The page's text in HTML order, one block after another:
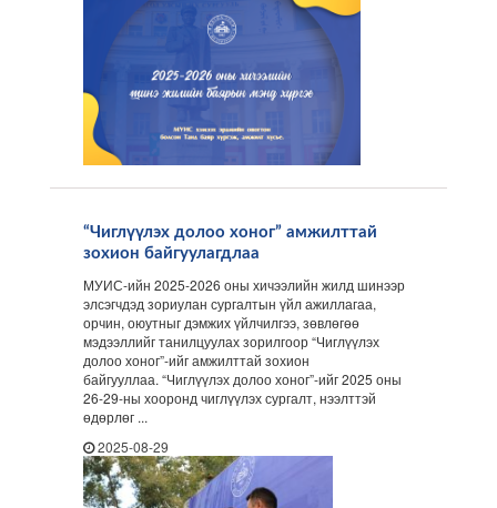
“Чиглүүлэх долоо хоног” амжилттай
зохион байгуулагдлаа
МУИС-ийн 2025-2026 оны хичээлийн жилд шинээр
элсэгчдэд зориулан сургалтын үйл ажиллагаа,
орчин, оюутныг дэмжих үйлчилгээ, зөвлөгөө
мэдээллийг танилцуулах зорилгоор “Чиглүүлэх
долоо хоног”-ийг амжилттай зохион
байгууллаа. “Чиглүүлэх долоо хоног”-ийг 2025 оны
26-29-ны хооронд чиглүүлэх сургалт, нээлттэй
өдөрлөг ...
2025-08-29